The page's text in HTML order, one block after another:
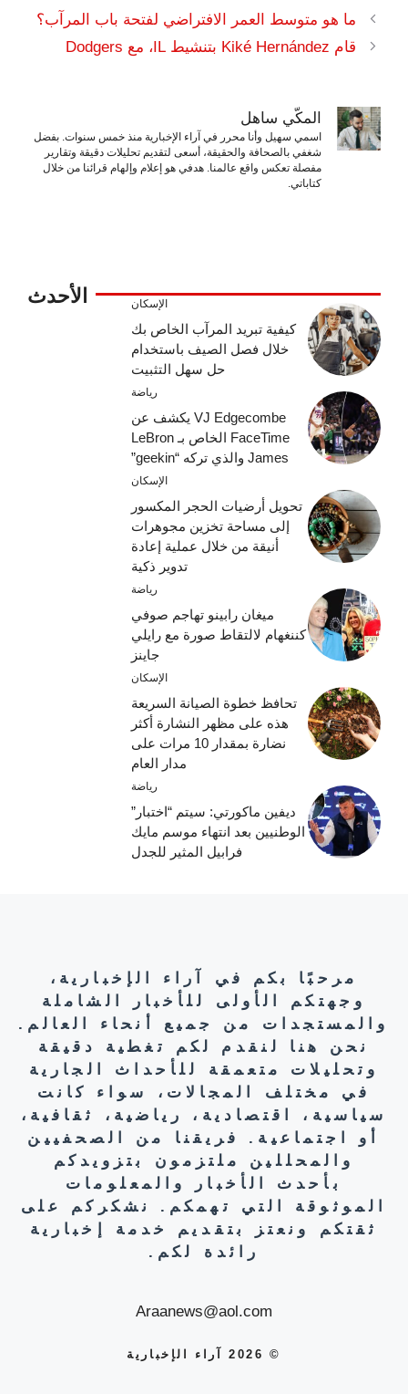
ما هو متوسط ​​العمر الافتراضي لفتحة باب المرآب؟
قام Kiké Hernández بتنشيط IL، مع Dodgers
المكّي ساهل
اسمي سهيل وأنا محرر في آراء الإخبارية منذ خمس سنوات. بفضل
شغفي بالصحافة والحقيقة، أسعى لتقديم تحليلات دقيقة وتقارير
مفصلة تعكس واقع عالمنا. هدفي هو إعلام وإلهام قرائنا من خلال
كتاباتي.
الأحدث الإسكان
كيفية تبريد المرآب الخاص بك
خلال فصل الصيف باستخدام
حل سهل التثبيت
رياضة
VJ Edgecombe يكشف عن
FaceTime الخاص بـ LeBron
James والذي تركه “geekin”
الإسكان
تحويل أرضيات الحجر المكسور
إلى مساحة تخزين مجوهرات
أنيقة من خلال عملية إعادة
تدوير ذكية
رياضة
ميغان رابينو تهاجم صوفي
كننغهام لالتقاط صورة مع رايلي
جاينز
الإسكان
تحافظ خطوة الصيانة السريعة
هذه على مظهر النشارة أكثر
نضارة بمقدار 10 مرات على
مدار العام
رياضة
ديفين ماكورتي: سيتم “اختبار”
الوطنيين بعد انتهاء موسم مايك
فرابيل المثير للجدل
مرحبًا بكم في آراء الإخبارية،
وجهتكم الأولى للأخبار الشاملة
والمستجدات من جميع أنحاء العالم.
نحن هنا لنقدم لكم تغطية دقيقة
وتحليلات متعمقة للأحداث الجارية
في مختلف المجالات، سواء كانت
سياسية، اقتصادية، رياضية، ثقافية،
أو اجتماعية. فريقنا من الصحفيين
والمحللين ملتزمون بتزويدكم
بأحدث الأخبار والمعلومات
الموثوقة التي تهمكم. نشكركم على
ثقتكم ونعتز بتقديم خدمة إخبارية
رائدة لكم.
Araanews@aol.com
© 2026 آراء الإخبارية